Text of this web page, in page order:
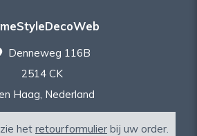
Denneweg 116B
2514 CK
Haag, Nederland
het retourformulier bij uw order.